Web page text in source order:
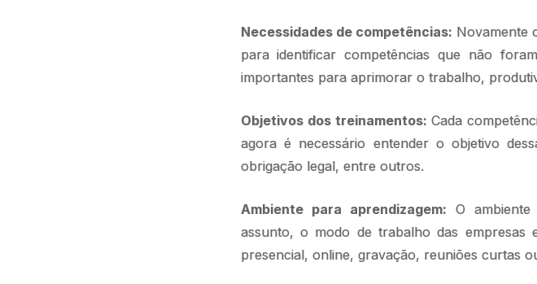
Necessidades de competências: Novamente
para identificar competências que não
importantes para aprimorar o trabalho,
Objetivos dos treinamentos: Cada
agora é necessário entender o objetivo
obrigação legal, entre outros.
Ambiente para aprendizagem: O
assunto, o modo de trabalho das empresas
presencial, online, gravação, reuniões curtas